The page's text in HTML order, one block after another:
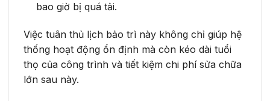
bao giờ bị quá tải.
Việc tuân thủ lịch bảo trì này không chỉ giúp hệ
thống hoạt động ổn định mà còn kéo dài tuổi
thọ của công trình và tiết kiệm chi phí sửa chữa
lớn sau này.